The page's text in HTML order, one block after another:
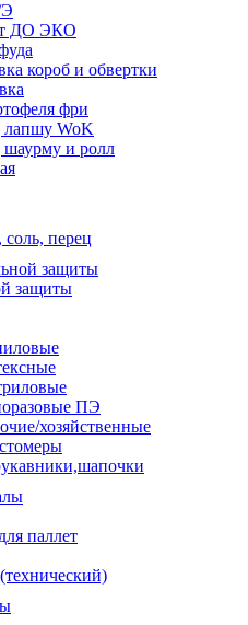
ДО ЭКО
короб и обвертки
фри
лапшу WoK
шаурму и ролл
перец
защиты
защиты
ПЭ
хозяйственные
паллет